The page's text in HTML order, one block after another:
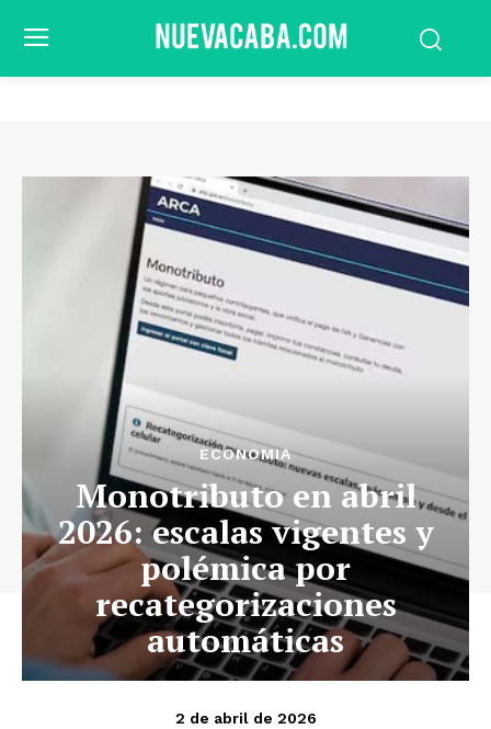
ECONOMIA
Monotributo en abril
2026: escalas vigentes y
polémica por
recategorizaciones
automáticas
2 de abril de 2026